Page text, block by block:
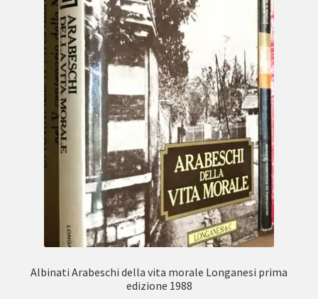
Albinati Arabeschi della vita morale Longanesi prima
edizione 1988